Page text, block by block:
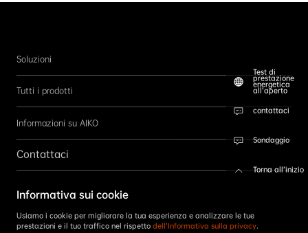
Soluzioni
Tutti i prodotti
Informazioni su AIKO
Contattaci
ISCRIVITI
Informativa sui cookie
Usiamo i cookie per migliorare la tua esperienza e analizzare le tue
prestazioni e il tuo traffico nel rispetto dell’Informativa sulla privacy.
Test di
prestazione
energetica
all’aperto
contattaci
Sondaggio
Torna all’inizio